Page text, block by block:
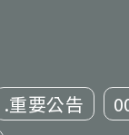
.重要公告